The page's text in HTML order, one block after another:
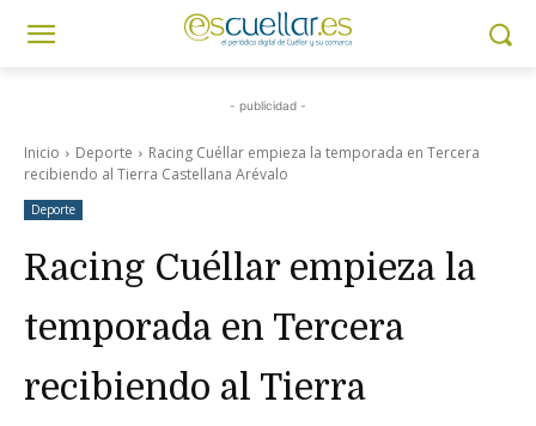
- publicidad -
Inicio Deporte
Racing Cuéllar empieza la temporada en Tercera
recibiendo al Tierra Castellana Arévalo
Deporte
Racing Cuéllar empieza la
temporada en Tercera
recibiendo al Tierra